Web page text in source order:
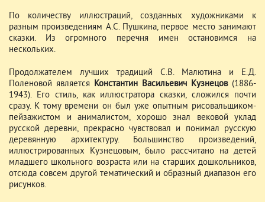
По количеству иллюстраций, созданных художниками к
разным произведениям А.С. Пушкина, первое место занимают
сказки. Из огромного перечня имен остановимся на
нескольких.
Продолжателем лучших традиций С.В. Малютина и Е.Д.
Поленовой является Константин Васильевич Кузнецов(1886-
1943). Его стиль, как иллюстратора сказки, сложился почти
сразу. К тому времени он был уже опытным рисовальщиком-
пейзажистом и анималистом, хорошо знал вековой уклад
русской деревни, прекрасно чувствовал и понимал русскую
деревянную архитектуру. Большинство произведений,
иллюстрированных Кузнецовым, было рассчитано на детей
младшего школьного возраста или на старших дошкольников,
отсюда совсем другой тематический и образный диапазон его
рисунков.